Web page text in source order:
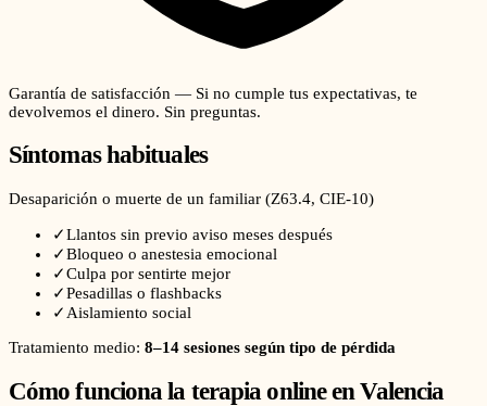
Garantía de satisfacción — Si no cumple tus expectativas, te
devolvemos el dinero. Sin preguntas.
Síntomas habituales
Desaparición o muerte de un familiar (Z63.4, CIE-10)
✓Llantos sin previo aviso meses después
✓Bloqueo o anestesia emocional
✓Culpa por sentirte mejor
✓Pesadillas o flashbacks
✓ Aislamiento social
Tratamiento medio: 8–14 sesiones según tipo de pérdida
Cómo funciona la terapia online enValencia